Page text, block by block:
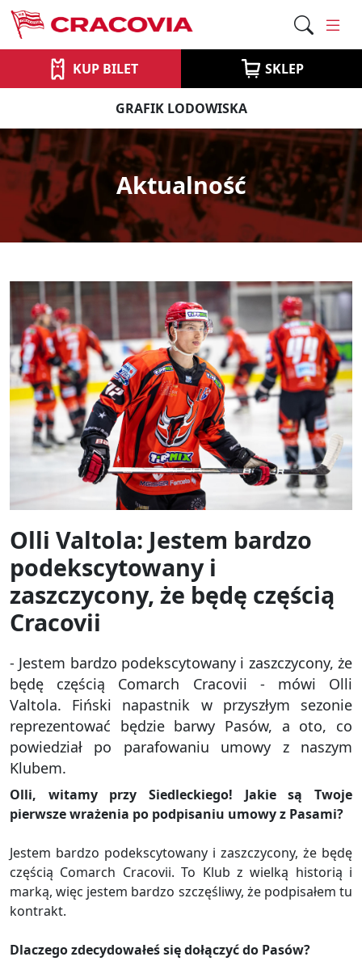
KUP BILET SKLEP
GRAFIK LODOWISKA
Aktualność
Olli Valtola: Jestem bardzo
podekscytowany i
zaszczycony, że będę częścią
Cracovii
- Jestem bardzo podekscytowany i zaszczycony, że
będę częścią Comarch Cracovii - mówi Olli
Valtola. Fiński napastnik w przyszłym sezonie
reprezentować będzie barwy Pasów, a oto, co
powiedział po parafowaniu umowy z naszym
Klubem.
Olli, witamy przy Siedleckiego! Jakie są Twoje
pierwsze wrażenia po podpisaniu umowy z Pasami?
Jestem bardzo podekscytowany i zaszczycony, że będę
częścią Comarch Cracovii. To Klub z wielką historią i
marką, więc jestem bardzo szczęśliwy, że podpisałem tu
kontrakt.
Dlaczego zdecydowałeś się dołączyć do Pasów?